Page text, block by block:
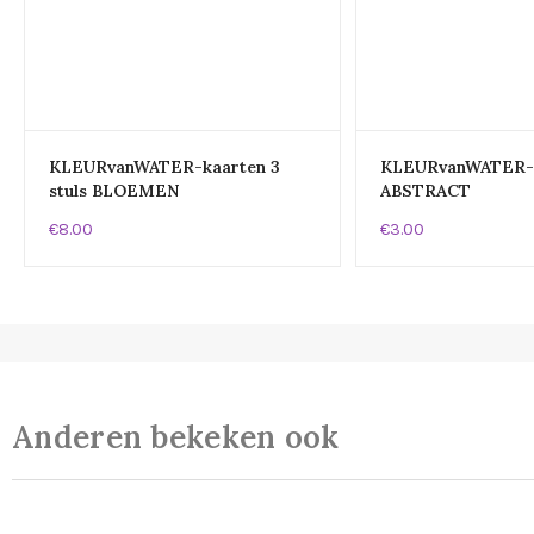
KLEURvanWATER-kaarten 3
stuls BLOEMEN
€8.00
ABSTRACT
€3.00
Anderen bekeken ook